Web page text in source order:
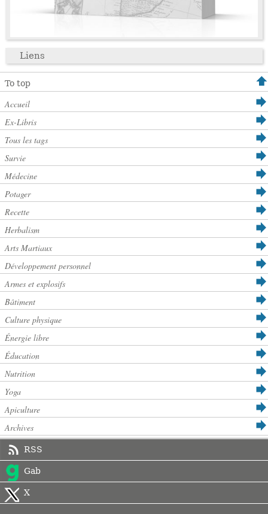
Liens
To top
Accueil
Ex-Libris
Tous les tags
Survie
Médecine
Potager
Recette
Herbalism
Arts Martiaux
Développement personnel
Armes et explosifs
Bâtiment
Culture physique
Énergie libre
Éducation
Nutrition
Yoga
Apiculture
Archives
RSS
Gab
X